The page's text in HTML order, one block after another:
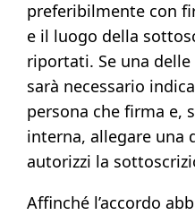
preferibilmente con
e il luogo della
riportati. Se una
sarà necessario
persona che firma e,
interna, allegare una
autorizzi la
Affinché l’accordo